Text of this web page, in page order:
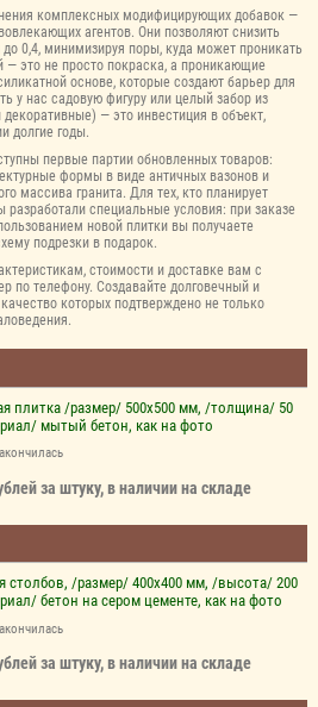
комплексных модифицирующих добавок —
агентов. Они позволяют снизить
0,4, минимизируя поры, куда может проникать
это не просто покраска, а проникающие
основе, которые создают барьер для
у нас садовую фигуру или целый забор из
— это инвестиция в объект,
долгие годы.
первые партии обновленных товаров:
формы в виде античных вазонов и
массива гранита. Для тех, кто планирует
разработали специальные условия: при заказе
новой плитки вы получаете
подрезки в подарок.
стоимости и доставке вам с
по телефону. Создавайте долговечный и
которых подтверждено не только
плитка /размер/ 500х500 мм, /толщина/ 50
мытый бетон, как на фото
за штуку, в наличии на складе
столбов, /размер/ 400х400 мм, /высота/ 200
бетон на сером цементе, как на фото
за штуку, в наличии на складе